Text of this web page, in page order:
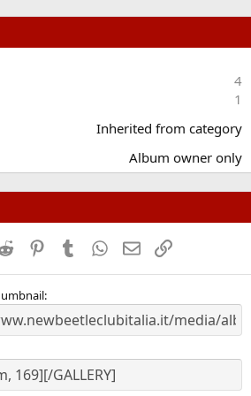
0
t
/
4
1
Inherited from category
Album owner only
Reddit PinterestTumblr WhatsApp
EmailLink